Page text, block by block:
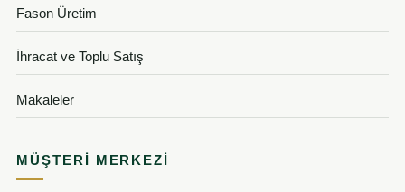
Fason Üretim
İhracat ve Toplu Satış
Makaleler
MÜŞTERI MERKEZI